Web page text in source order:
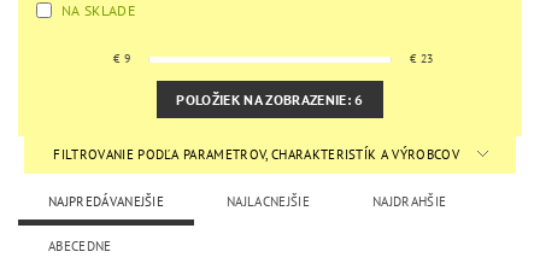
NA SKLADE
€ 9 € 23
POLOŽIEK NA ZOBRAZENIE:6
FILTROVANIE PODĽA PARAMETROV, CHARAKTERISTÍK A VÝROBCOV
NAJPREDÁVANEJŠIE NAJLACNEJŠIE NAJDRAHŠIE
ABECEDNE